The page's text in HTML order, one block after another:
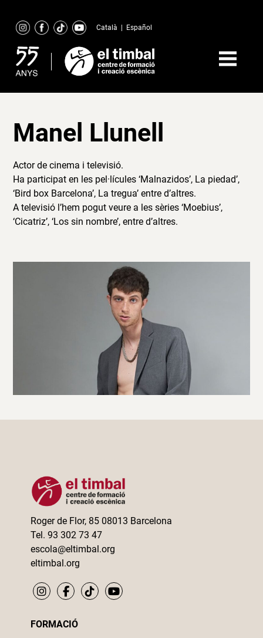
content
Català Español
Manel Llunell
Actor de cinema i televisió.
Ha participat en les pel·lícules ‘Malnazidos’, La piedad’,
‘Bird box Barcelona’, La tregua’ entre d’altres.
A televisió l’hem pogut veure a les sèries ‘Moebius’,
‘Cicatriz’, ‘Los sin nombre’, entre d’altres.
Roger de Flor, 85 08013 Barcelona
Tel. 93 302 73 47
escola@eltimbal.org
eltimbal.org
FORMACIÓ